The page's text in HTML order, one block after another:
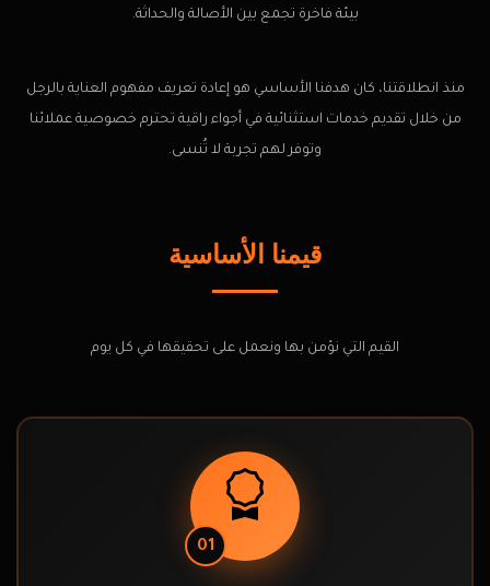
بيئة فاخرة تجمع بين الأصالة والحداثة.
منذ انطلاقتنا، كان هدفنا الأساسي هو إعادة تعريف مفهوم العناية بالرجل
من خلال تقديم خدمات استثنائية في أجواء راقية تحترم خصوصية عملائنا
وتوفر لهم تجربة لا تُنسى.
قيمنا الأساسية
القيم التي نؤمن بها ونعمل على تحقيقها في كل يوم
01